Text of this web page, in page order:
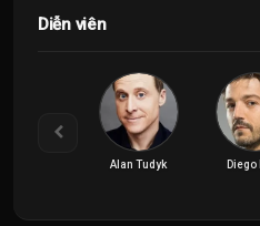
Diễn viên
Alan Tudyk Diego